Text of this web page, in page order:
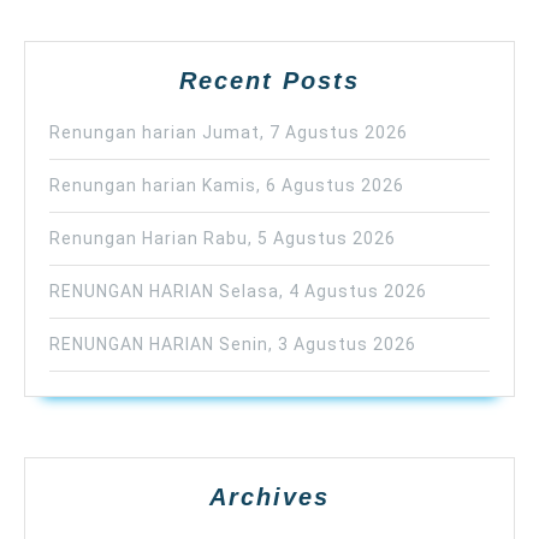
Recent Posts
Renungan harian Jumat, 7 Agustus 2026
Renungan harian Kamis, 6 Agustus 2026
Renungan Harian Rabu, 5 Agustus 2026
RENUNGAN HARIAN Selasa, 4 Agustus 2026
RENUNGAN HARIAN Senin, 3 Agustus 2026
Archives